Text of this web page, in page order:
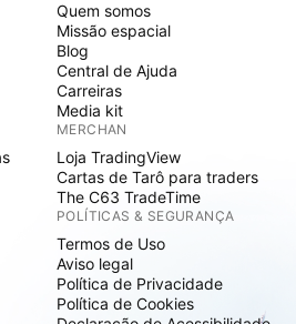
Quem somos
Missão espacial
Blog
Central de Ajuda
Carreiras
Media kit
MERCHAN
Loja TradingView
Cartas de Tarô para traders
The C63 TradeTime
POLÍTICAS & SEGURANÇA
Termos de Uso
Aviso legal
Política de Privacidade
Política de Cookies